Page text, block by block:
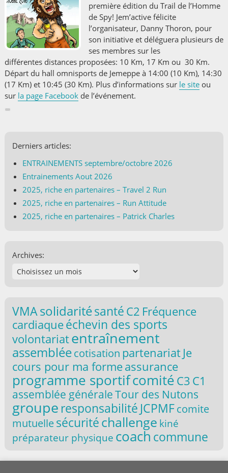
première édition du Trail de l’Homme
de Spy! Jem’active félicite
l’organisateur, Danny Thoron, pour
son initiative et déléguera plusieurs de
ses membres sur les
différentes distances proposées: 10 Km, 17 Km ou 30 Km.
Départ du hall omnisports de Jemeppe à 14:00 (10 Km), 14:30
(17 Km) et 10:45 (30 Km). Plus d’informations sur le siteou
sur la page Facebookde l’événement.
Derniers articles:
ENTRAINEMENTS septembre/octobre 2026
Entrainements Aout 2026
2025, riche en partenaires – Travel 2 Run
2025, riche en partenaires – Run Attitude
2025, riche en partenaires – Patrick Charles
Archives:
VMAsolidaritésanté C2 Fréquence
cardiaqueéchevin des sports
volontariatentraînement
assembléecotisation partenariat Je
cours pour ma formeassurance
programme sportifcomitéC3 C1
assemblée généraleTour des Nutons
groupe responsabilité JCPMFcomite
mutuellesécuritéchallenge kiné
préparateur physique coach commune